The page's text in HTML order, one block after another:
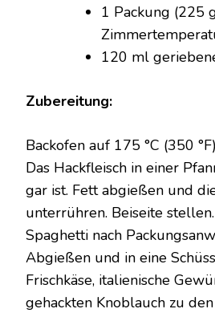
1 Packung (225
120 ml
Zubereitung:
Backofen auf 175 °C (350
Das Hackfleisch in einer
gar ist. Fett abgießen und
unterrühren. Beiseite stellen.
Spaghetti nach
Abgießen und in eine
Frischkäse, italienische
gehackten Knoblauch zu